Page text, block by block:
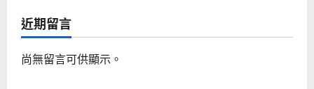
近期留言
尚無留言可供顯示。